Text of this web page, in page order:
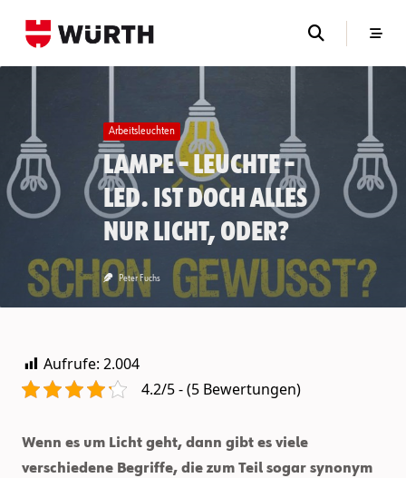
Arbeitsleuchten
Lampe – Leuchte –
LED. Ist doch alles
nur Licht, oder?
Peter Fuchs
Aufrufe: 2.004
4.2/5 - (5 Bewertungen)
Wenn es um Licht geht, dann gibt es viele
verschiedene Begriffe, die zum Teil sogar synonym